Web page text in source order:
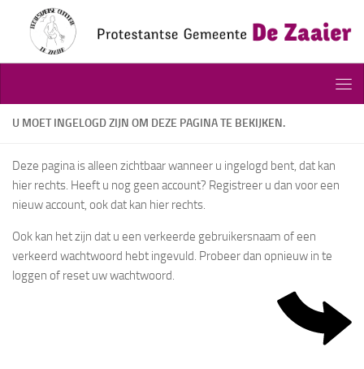
Doorgaan naar inhoud
U MOET INGELOGD ZIJN OM DEZE PAGINA TE BEKIJKEN.
Deze pagina is alleen zichtbaar wanneer u ingelogd bent, dat kan
hier rechts. Heeft u nog geen account? Registreer u dan voor een
nieuw account, ook dat kan hier rechts.
Ook kan het zijn dat u een verkeerde gebruikersnaam of een
verkeerd wachtwoord hebt ingevuld. Probeer dan opnieuw in te
loggen of reset uw wachtwoord.